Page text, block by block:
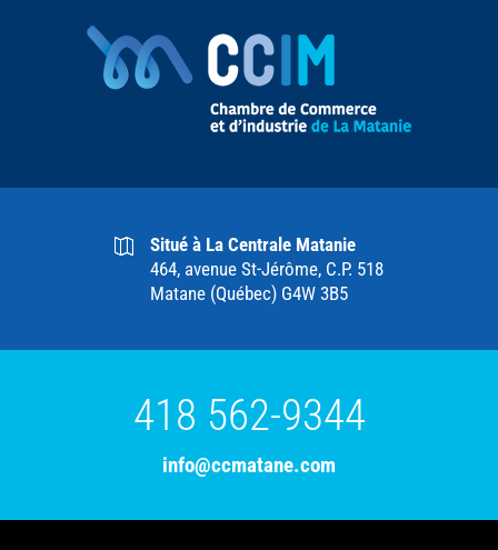
Situé à La Centrale Matanie
464, avenue St-Jérôme, C.P. 518
Matane (Québec) G4W 3B5
418 562-9344
info@ccmatane.com